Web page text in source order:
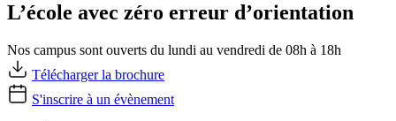
L’école avec zéro erreur d’orientation
Nos campus sont ouverts du lundi au vendredi de 08h à 18h
Télécharger la brochure
S'inscrire à un évènement